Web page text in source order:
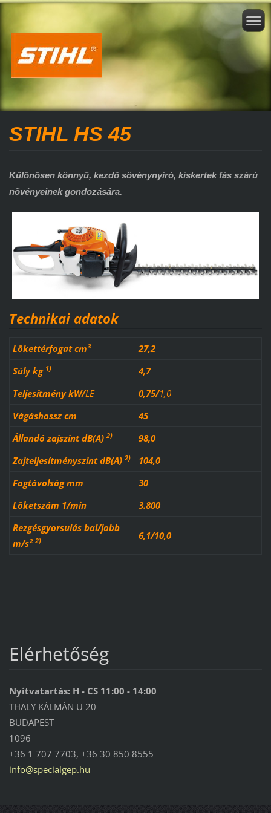
STIHL HS 45
Különösen könnyű, kezdő sövénynyíró, kiskertek fás szárú
növényeinek gondozására.
Technikai adatok
Lökettérfogat cm³
27,2
Súly kg 1)
4,7
TeljesítménykW/LE 0,75/1,0
Vágáshossz cm
45
Állandó zajszint dB(A)2)
98,0
Zajteljesítményszint dB(A)2)
104,0
Fogtávolság mm
30
Löketszám 1/min
3.800
Rezgésgyorsulás bal/jobb
m/s²2) 6,1/10,0
Elérhetőség
Nyitvatartás: H - CS 11:00 - 14:00
THALY KÁLMÁN U 20
BUDAPEST
1096
+36 1 707 7703, +36 30 850 8555
info@specialgep.hu